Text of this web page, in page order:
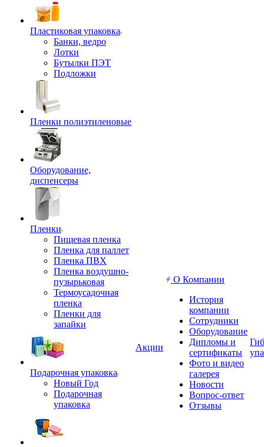
Пластиковая упаковка
Банки, ведро
Лотки
Бутылки ПЭТ
Подложки
Пленки полиэтиленовые
Оборудование,
диспенсеры
Пленки
Пищевая пленка
Пленка для паллет
Пленка ПВХ
Пленка воздушно-
пузырьковая
Термоусадочная
пленка
Пленки для
запайки
Подарочная упаковка
Новый Год
Подарочная
упаковка
Акции
О Компании
История
компании
Сотрудники
Оборудование
Дипломы и
сертификаты
Фото и видео
галерея
Новости
Вопрос-ответ
Отзывы